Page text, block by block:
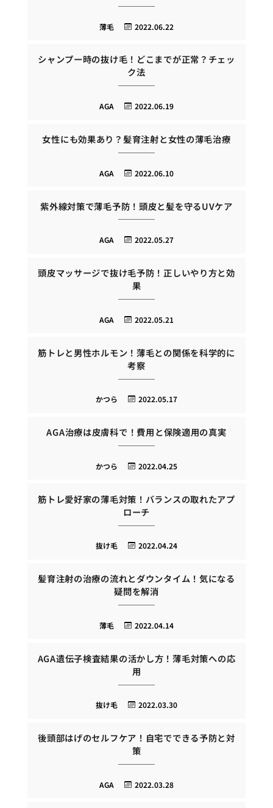
2022.06.22
薄毛
シャンプー時の抜け毛！どこまでが正常？チェッ
ク法
2022.06.19
AGA
女性にも効果あり？髪育注射と女性の薄毛治療
2022.06.10
AGA
紫外線対策で薄毛予防！頭皮と髪を守るUVケア
2022.05.27
AGA
頭皮マッサージで抜け毛予防！正しいやり方と効
果
2022.05.21
AGA
筋トレと男性ホルモン！薄毛との関係を科学的に
考察
2022.05.17
かつら
AGA治療は皮膚科で！費用と保険適用の真実
2022.04.25
かつら
筋トレ愛好家の薄毛対策！バランスの取れたアプ
ローチ
2022.04.24
抜け毛
髪育注射の治療の流れとダウンタイム！気になる
疑問を解消
2022.04.14
薄毛
AGA遺伝子検査結果の活かし方！薄毛対策への応
用
2022.03.30
抜け毛
後頭部はげのセルフケア！自宅でできる予防と対
策
2022.03.28
AGA